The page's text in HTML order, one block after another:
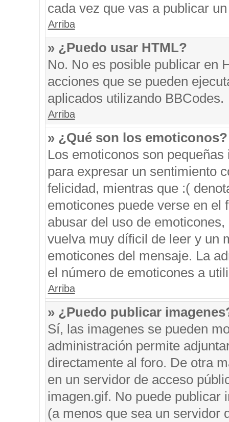
cada vez que vas a publicar
Arriba
» ¿Puedo usar HTML?
No. No es posible publicar en
acciones que se pueden
aplicados utilizando BBCodes.
Arriba
» ¿Qué son los emoticonos?
Los emoticonos son
para expresar un sentimiento
felicidad, mientras que :(
emoticones puede verse en el
abusar del uso de
vuelva muy díficil de leer y un
emoticones del mensaje. La
el número de emoticones a
Arriba
» ¿Puedo publicar
Sí, las imagenes se pueden
administración permite
directamente al foro. De otra
en un servidor de acceso
imagen.gif. No puede publicar
(a menos que sea un servidor